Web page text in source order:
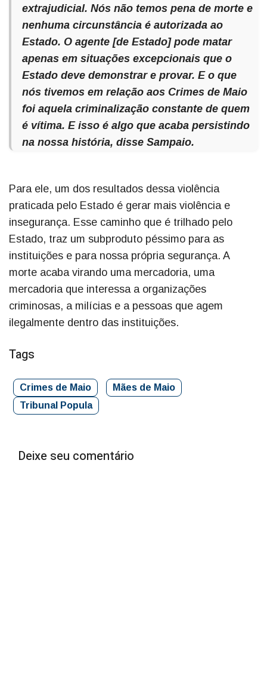
extrajudicial. Nós não temos pena de morte e
nenhuma circunstância é autorizada ao
Estado. O agente [de Estado] pode matar
apenas em situações excepcionais que o
Estado deve demonstrar e provar. E o que
nós tivemos em relação aos Crimes de Maio
foi aquela criminalização constante de quem
é vítima. E isso é algo que acaba persistindo
na nossa história, disse Sampaio.
Para ele, um dos resultados dessa violência
praticada pelo Estado é gerar mais violência e
insegurança. Esse caminho que é trilhado pelo
Estado, traz um subproduto péssimo para as
instituições e para nossa própria segurança. A
morte acaba virando uma mercadoria, uma
mercadoria que interessa a organizações
criminosas, a milícias e a pessoas que agem
ilegalmente dentro das instituições.
Tags
Crimes de Maio
Mães de Maio
Tribunal Popula
Deixe seu comentário